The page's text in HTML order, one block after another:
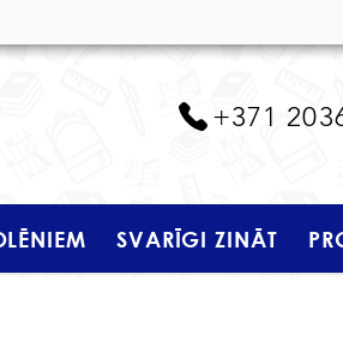
+371
SVARĪGI ZINĀT